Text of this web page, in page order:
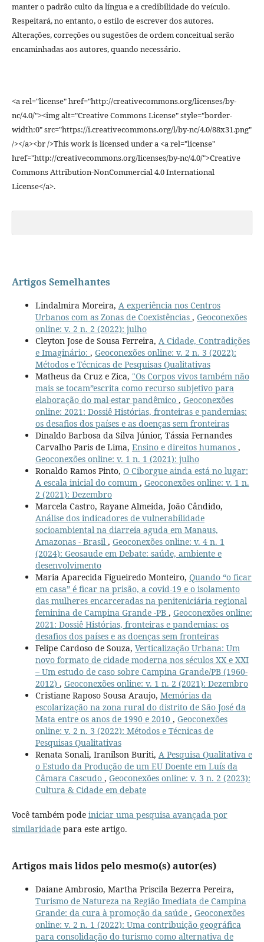
manter o padrão culto da língua e a credibilidade do veículo.
Respeitará, no entanto, o estilo de escrever dos autores.
Alterações, correções ou sugestões de ordem conceitual serão
encaminhadas aos autores, quando necessário.
<a rel="license" href="http://creativecommons.org/licenses/by-
nc/4.0/"><img alt="Creative Commons License" style="border-
width:0" src="https://i.creativecommons.org/l/by-nc/4.0/88x31.png"
/></a><br />This work is licensed under a <a rel="license"
href="http://creativecommons.org/licenses/by-nc/4.0/">Creative
Commons Attribution-NonCommercial 4.0 International
License</a>.
Artigos Semelhantes
Lindalmira Moreira, A experiência nos Centros
Urbanos com as Zonas de Coexistências , Geoconexões
online: v. 2 n. 2 (2022): julho
Cleyton Jose de Sousa Ferreira, A Cidade, Contradições
e Imaginário: , Geoconexões online: v. 2 n. 3 (2022):
Métodos e Técnicas de Pesquisas Qualitativas
Matheus da Cruz e Zica, "Os Corpos vivos também não
mais se tocam”escrita como recurso subjetivo para
elaboração do mal-estar pandêmico , Geoconexões
online: 2021: Dossiê Histórias, fronteiras e pandemias:
os desafios dos países e as doenças sem fronteiras
Dinaldo Barbosa da Silva Júnior, Tássia Fernandes
Carvalho Paris de Lima, Ensino e direitos humanos ,
Geoconexões online: v. 1 n. 1 (2021): julho
Ronaldo Ramos Pinto, O Ciborgue ainda está no lugar:
A escala inicial do comum , Geoconexões online: v. 1 n.
2 (2021): Dezembro
Marcela Castro, Rayane Almeida, João Cândido,
Análise dos indicadores de vulnerabilidade
socioambiental na diarreia aguda em Manaus,
Amazonas - Brasil , Geoconexões online: v. 4 n. 1
(2024): Geosaude em Debate: saúde, ambiente e
desenvolvimento
Maria Aparecida Figueiredo Monteiro, Quando “o ficar
em casa” é ficar na prisão, a covid-19 e o isolamento
das mulheres encarceradas na peniteniciária regional
feminina de Campina Grande -PB , Geoconexões online:
2021: Dossiê Histórias, fronteiras e pandemias: os
desafios dos países e as doenças sem fronteiras
Felipe Cardoso de Souza, Verticalização Urbana: Um
novo formato de cidade moderna nos séculos XX e XXI
– Um estudo de caso sobre Campina Grande/PB (1960-
2012) , Geoconexões online: v. 1 n. 2 (2021): Dezembro
Cristiane Raposo Sousa Araujo, Memórias da
escolarização na zona rural do distrito de São José da
Mata entre os anos de 1990 e 2010 , Geoconexões
online: v. 2 n. 3 (2022): Métodos e Técnicas de
Pesquisas Qualitativas
Renata Sonali, Iranilson Buriti, A Pesquisa Qualitativa e
o Estudo da Produção de um EU Doente em Luís da
Câmara Cascudo , Geoconexões online: v. 3 n. 2 (2023):
Cultura & Cidade em debate
Você também pode iniciar uma pesquisa avançada por
similaridadepara este artigo.
Artigos mais lidos pelo mesmo(s) autor(es)
Daiane Ambrosio, Martha Priscila Bezerra Pereira,
Turismo de Natureza na Região Imediata de Campina
Grande: da cura à promoção da saúde , Geoconexões
online: v. 2 n. 1 (2022): Uma contribuição geográfica
para consolidação do turismo como alternativa de